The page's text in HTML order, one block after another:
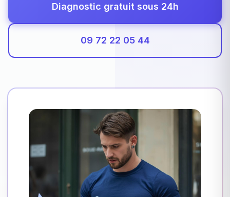
Diagnostic gratuit sous 24h
09 72 22 05 44